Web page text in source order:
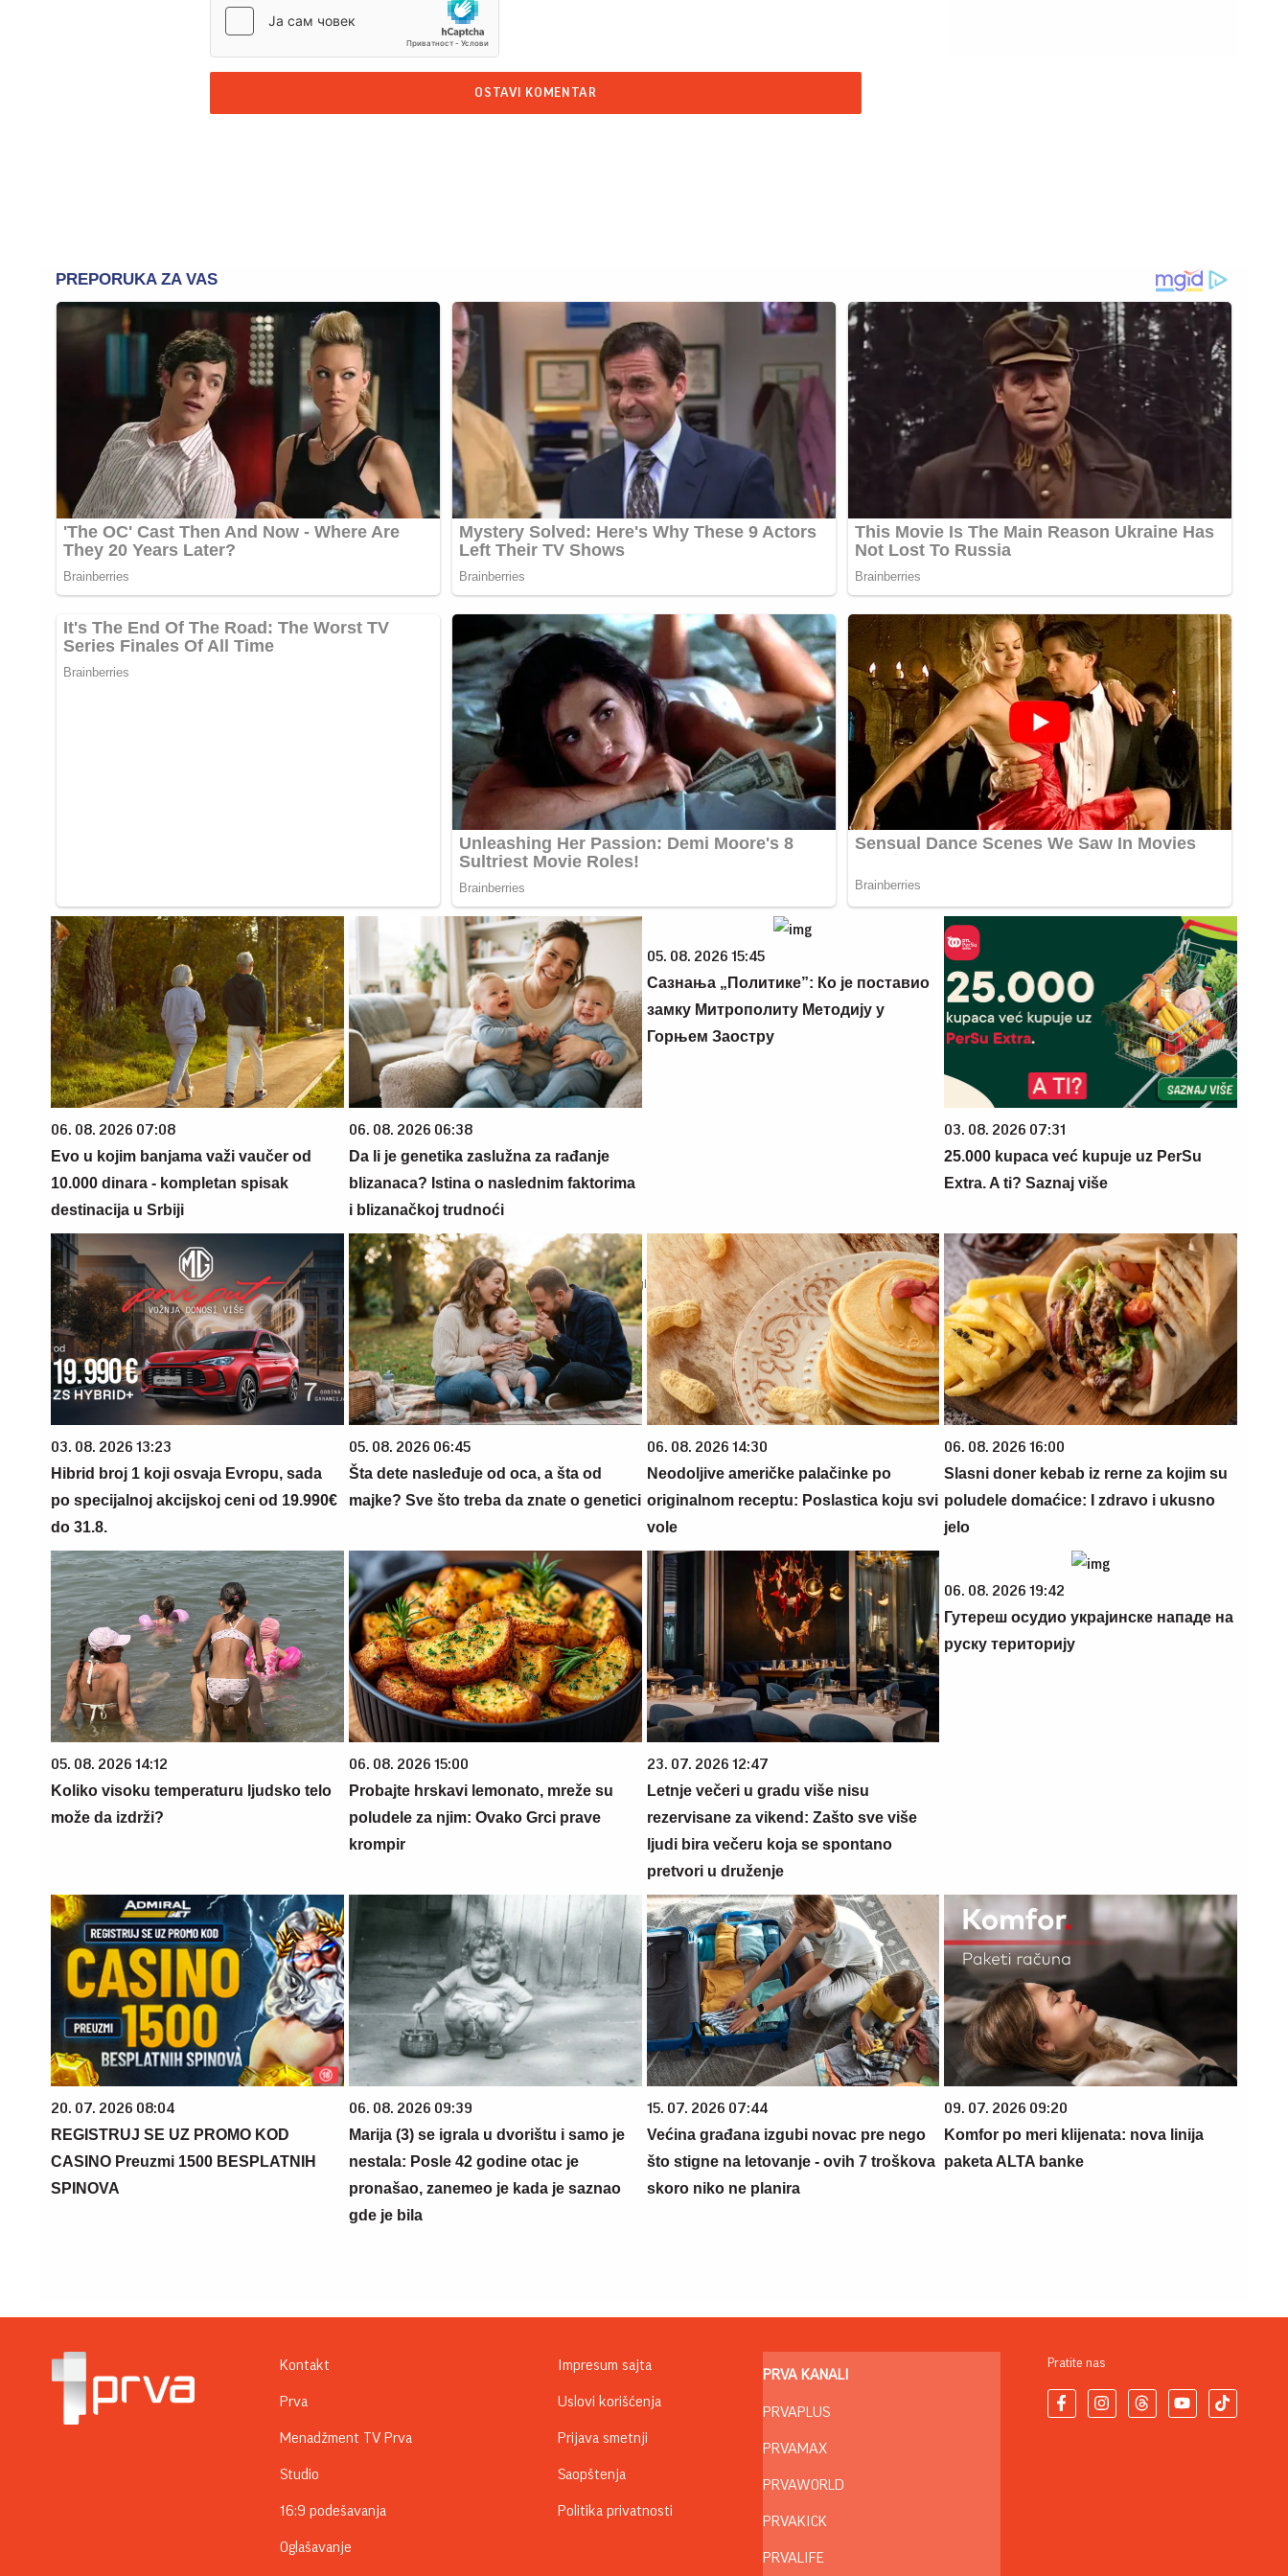
OSTAVI KOMENTAR
06. 08. 2026 07:08
Evo u kojim banjama važi vaučer od
10.000 dinara - kompletan spisak
destinacija u Srbiji
06. 08. 2026 06:38
Da li je genetika zaslužna za rađanje
blizanaca? Istina o naslednim faktorima
i blizanačkoj trudnoći
05. 08. 2026 15:45
Сазнања „Политике”: Ко је поставио
замку Митрополиту Методију у
Горњем Заостру
03. 08. 2026 07:31
25.000 kupaca već kupuje uz PerSu
Extra. A ti? Saznaj više
03. 08. 2026 13:23
Hibrid broj 1 koji osvaja Evropu, sada
po specijalnoj akcijskoj ceni od 19.990€
do 31.8.
05. 08. 2026 06:45
Šta dete nasleđuje od oca, a šta od
majke? Sve što treba da znate o genetici
06. 08. 2026 14:30
Neodoljive američke palačinke po
originalnom receptu: Poslastica koju svi
vole
06. 08. 2026 16:00
Slasni doner kebab iz rerne za kojim su
poludele domaćice: I zdravo i ukusno
jelo
05. 08. 2026 14:12
Koliko visoku temperaturu ljudsko telo
može da izdrži?
06. 08. 2026 15:00
Probajte hrskavi lemonato, mreže su
poludele za njim: Ovako Grci prave
krompir
23. 07. 2026 12:47
Letnje večeri u gradu više nisu
rezervisane za vikend: Zašto sve više
ljudi bira večeru koja se spontano
pretvori u druženje
06. 08. 2026 19:42
Гутереш осудио украјинске нападе на
руску територију
20. 07. 2026 08:04
REGISTRUJ SE UZ PROMO KOD
CASINO Preuzmi 1500 BESPLATNIH
SPINOVA
06. 08. 2026 09:39
Marija (3) se igrala u dvorištu i samo je
nestala: Posle 42 godine otac je
pronašao, zanemeo je kada je saznao
gde je bila
15. 07. 2026 07:44
Većina građana izgubi novac pre nego
što stigne na letovanje - ovih 7 troškova
skoro niko ne planira
09. 07. 2026 09:20
Komfor po meri klijenata: nova linija
paketa ALTA banke
Kontakt
Prva
Menadžment TV Prva
Studio
16:9 podešavanja
Oglašavanje
Impresum sajta
Uslovi korišćenja
Prijava smetnji
Saopštenja
Politika privatnosti
PRVA KANALI
PRVAPLUS
PRVAMAX
PRVAWORLD
PRVAKICK
PRVALIFE
Pratite nas